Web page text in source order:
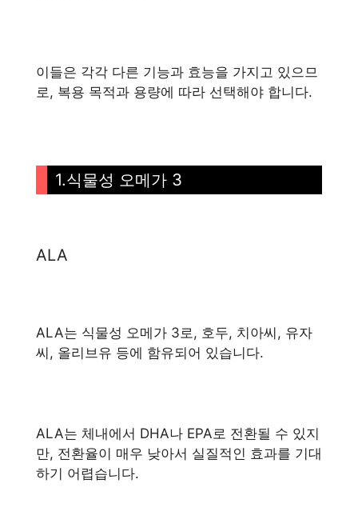
이들은 각각 다른 기능과 효능을 가지고 있으므
로, 복용 목적과 용량에 따라 선택해야 합니다.
1.식물성 오메가 3
ALA
ALA는 식물성 오메가 3로, 호두, 치아씨, 유자
씨, 올리브유 등에 함유되어 있습니다.
ALA는 체내에서 DHA나 EPA로 전환될 수 있지
만, 전환율이 매우 낮아서 실질적인 효과를 기대
하기 어렵습니다.